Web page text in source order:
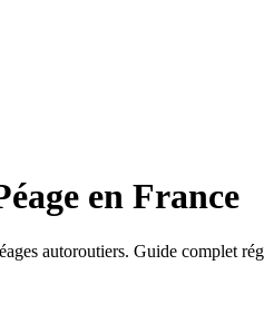
en France
autoroutiers. Guide complet